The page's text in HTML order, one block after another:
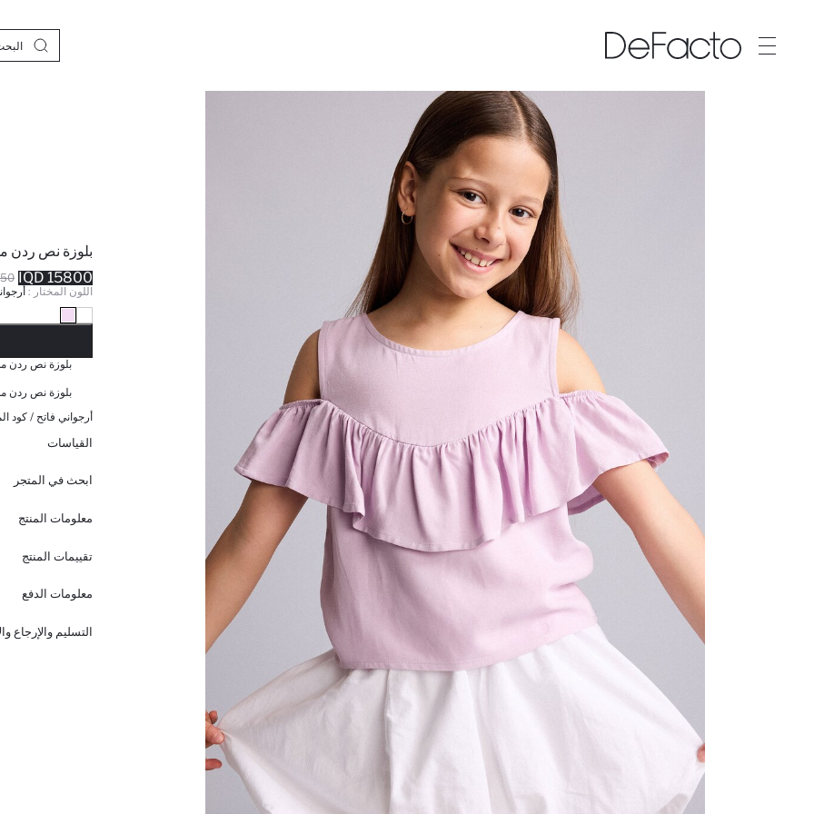
بلوزة نص ردن
IQD 15800 IQD
اللون المختار :
بلوزة نص ردن
بلوزة نص ردن
أرجواني فاتح / كود
القياسات
ابحث في المتجر
معلومات المنتج
تقييمات المنتج
معلومات الدفع
التسليم والإرجاع